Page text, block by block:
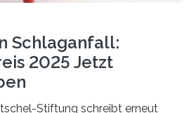
Schlaganfall:
2025 Jetzt
Stiftung schreibt erneut